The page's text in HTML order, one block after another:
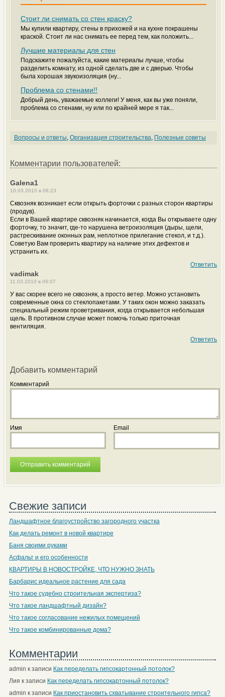
Стоит ли снимать со стен краску?
Мы купили квартиру, стены в прихожей и на кухне покрашены
краской. Стоит ли нас снимать ее перед тем, как положить...
Лучшие материалы для стен
Подскажите пожалуйста, какие материалы лучше, чтобы
разделить комнату, из одной сделать две и с дверью. Чтобы
была хорошая звукоизоляция (ну...
Проблема со стенами!!
Добрый день, уважаемые коллеги! У меня, как вы уже поняли,
проблема со стенами, ну или по крайней мере я так...
Вопросы и ответы, Организация строительства, Полезные советы
Комментарии пользователей:
Galena1
10.03.2010 в 08:23
Сквозняк возникает если открыть форточки с разных сторон квартиры
(продув).
Если в Вашей квартире сквозняк начинается, когда Вы открываете одну
форточку, то значит, где-то нарушена ветроизоляция (дыры, щели,
растрескивание оконных рам, неплотное прилегание стекол, и т.д.).
Советую Вам проверить квартиру на наличие этих дефектов и
устранить их.
Ответить
vadimak
11.03.2010 в 06:07
У вас скорее всего не сквозняк, а просто ветер. Можно установить
современные окна со стеклопакетами. У таких окон можно заказать
специальный режим проветривания, когда открывается небольшая
щель. В противном случае может помочь только приточная
вентиляция.
Ответить
Добавить комментарий
Комментарий
Имя Email
Свежие записи
Ландшафтное благоустройство загородного участка
Как делать ремонт в новой квартире
Баня своими руками
Асфальт и его особенности
КВАРТИРЫ В НОВОСТРОЙКЕ, ЧТО НУЖНО ЗНАТЬ
Барбарис идеальное растение для сада
Что такое судебно строительная экспертиза?
Что такое ландшафтный дизайн?
Что такое согласование нежилых помещений
Что такое комбинированные дома?
Комментарии
admin к записи Как переделать гипсокартонный потолок?
Лия к записи Как переделать гипсокартонный потолок?
admin к записи Как приостановить схватывание строительного гипса?